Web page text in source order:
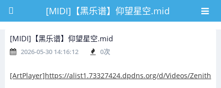
[MIDI]【黑乐谱】仰望星空.mid
[MIDI]【黑乐谱】仰望星空.mid
2026-05-30 14:16:12 0次
[ArtPlayer]https://alist1.73327424.dpdns.org/d/Videos/Zenith/